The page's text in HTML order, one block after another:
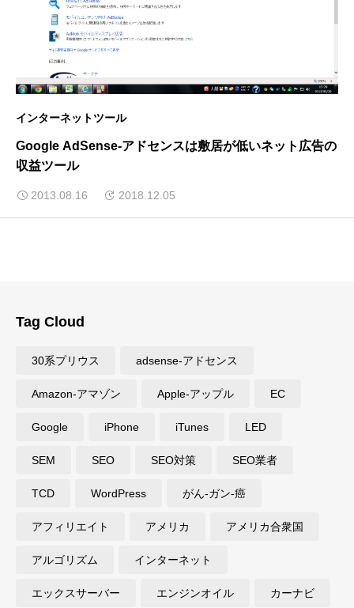
インターネットツール
Google AdSense-アドセンスは敷居が低いネット広告の
収益ツール
2013.08.16 2018.12.05
Tag Cloud
30系プリウス adsense-アドセンス
Amazon-アマゾン Apple-アップル EC
Google iPhone iTunes LED
SEM SEO SEO対策 SEO業者
TCD WordPress がん-ガン-癌
アフィリエイト アメリカ アメリカ合衆国
アルゴリズム インターネット
エックスサーバー エンジンオイル カーナビ